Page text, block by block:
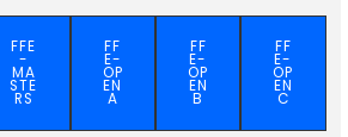
FFE
-
MA
STE
RS
FF
E-
OP
EN
A
FF
E-
OP
EN
B
FF
E-
OP
EN
C